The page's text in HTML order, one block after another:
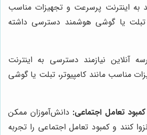
به اینترنت پرسرعت و تجهیزات مناسب
تبلت یا گوشی هوشمند دسترسی داشته
آنلاین نیازمند دسترسی به اینترنت
مناسب مانند کامپیوتر، تبلت یا گوشی
تعامل اجتماعی: دانش‌آموزان ممکن
کنند و کمبود تعامل اجتماعی را تجربه